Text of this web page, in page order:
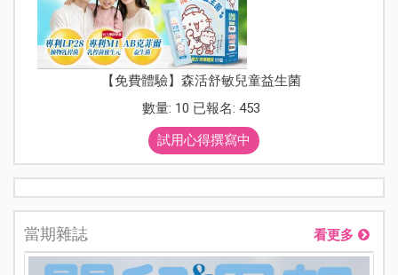
【免費體驗】森活舒敏兒童益生菌
數量: 10 已報名: 453
試用心得撰寫中
當期雜誌 看更多